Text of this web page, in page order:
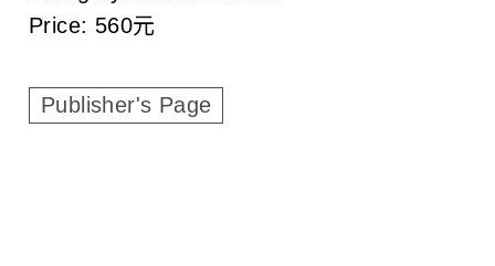
n
Price: 560元
Publisher's Page